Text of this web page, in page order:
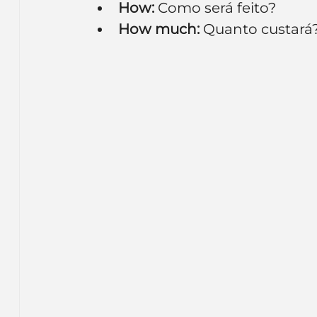
How: Como será feito?
How much: Quanto